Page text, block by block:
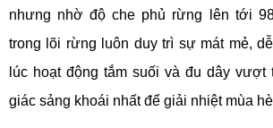
nhưng nhờ độ che phủ rừng lên tới
trong lõi rừng luôn duy trì sự mát mẻ,
lúc hoạt động tắm suối và đu dây vượt
giác sảng khoái nhất để giải nhiệt mùa